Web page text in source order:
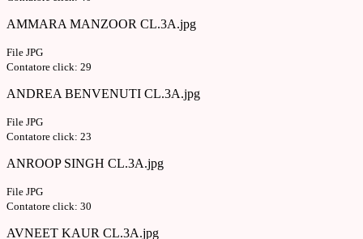
AMMARA MANZOOR CL.3A.jpg
File JPG
Contatore click: 29
ANDREA BENVENUTI CL.3A.jpg
File JPG
Contatore click: 23
ANROOP SINGH CL.3A.jpg
File JPG
Contatore click: 30
AVNEET KAUR CL.3A.jpg